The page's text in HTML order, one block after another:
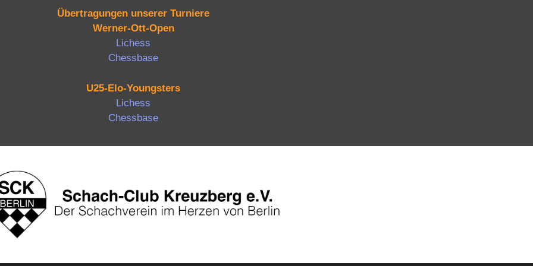
Übertragungen unserer Turniere
Werner-Ott-Open
Lichess
Chessbase
U25-Elo-Youngsters
Lichess
Chessbase